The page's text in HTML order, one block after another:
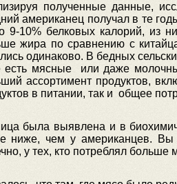
полученные данные,
американец получал в те
9-10% белковых калорий, из
жира по сравнению с
одинаково. В бедных
есть мясные или даже
ассортимент продуктов,
в питании, так и общее
была выявлена и в
ниже, чем у американцев. Вы
у тех, кто потреблял больше